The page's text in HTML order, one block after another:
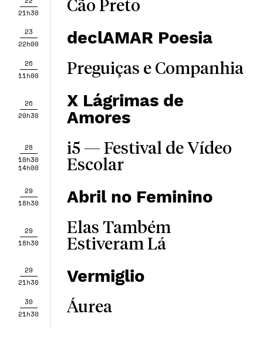
21h30
Cão Preto
23
22h00
declAMAR Poesia
26
11h00
Preguiças e Companhia
26
20h30
X Lágrimas de
Amores
28
10h30
14h00
i5 — Festival de Vídeo
Escolar
29
18h30
Abril no Feminino
29
18h30
Elas Também
Estiveram Lá
29
21h30
Vermiglio
30
21h30
Áurea